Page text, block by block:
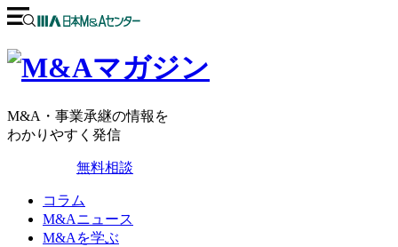
M&A・事業承継の情報を
わかりやすく発信
無料相談
コラム
M&Aニュース
M&Aを学ぶ